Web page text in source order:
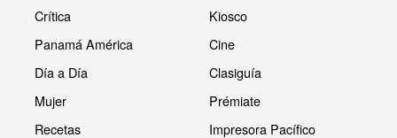
Crítica
Panamá América
Día a Día
Mujer
Recetas
Kiosco
Cine
Clasiguía
Prémiate
Impresora Pacífico